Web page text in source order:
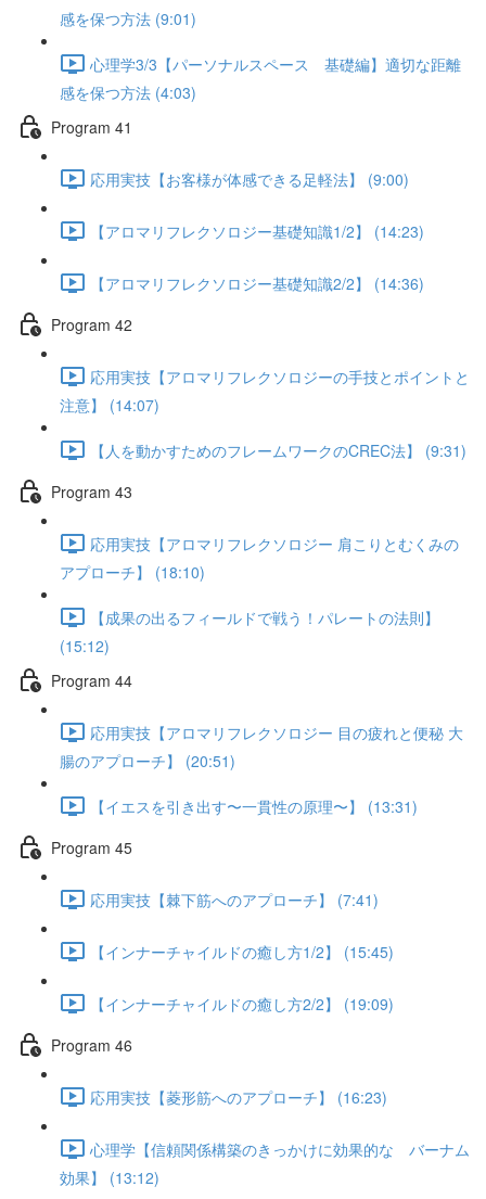
感を保つ方法 (9:01)
心理学3/3【パーソナルスペース 基礎編】適切な距離
感を保つ方法 (4:03)
Program 41
応用実技【お客様が体感できる足軽法】 (9:00)
【アロマリフレクソロジー基礎知識1/2】 (14:23)
【アロマリフレクソロジー基礎知識2/2】 (14:36)
Program 42
応用実技【アロマリフレクソロジーの手技とポイントと
注意】 (14:07)
【人を動かすためのフレームワークのCREC法】 (9:31)
Program 43
応用実技【アロマリフレクソロジー 肩こりとむくみの
アプローチ】 (18:10)
【成果の出るフィールドで戦う！パレートの法則】
(15:12)
Program 44
応用実技【アロマリフレクソロジー 目の疲れと便秘 大
腸のアプローチ】 (20:51)
【イエスを引き出す〜一貫性の原理〜】 (13:31)
Program 45
応用実技【棘下筋へのアプローチ】 (7:41)
【インナーチャイルドの癒し方1/2】 (15:45)
【インナーチャイルドの癒し方2/2】 (19:09)
Program 46
応用実技【菱形筋へのアプローチ】 (16:23)
心理学【信頼関係構築のきっかけに効果的な バーナム
効果】 (13:12)